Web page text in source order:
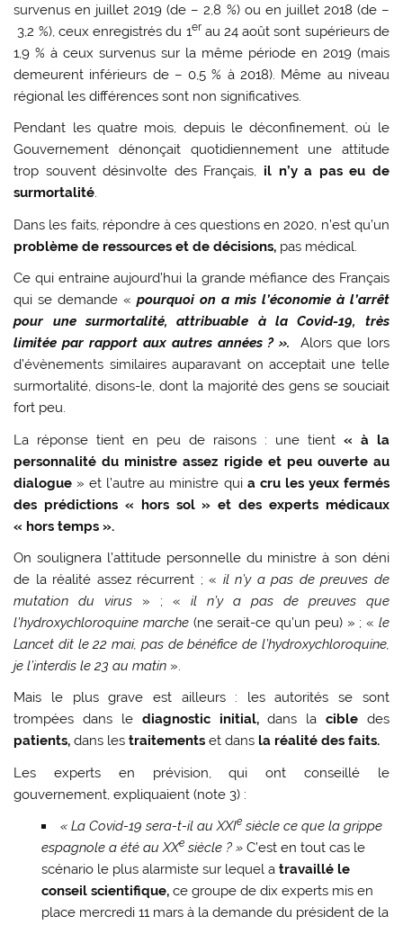
survenus en juillet 2019 (de – 2,8 %) ou en juillet 2018 (de –
3,2 %), ceux enregistrés du 1er au 24 août sont supérieurs de
1,9 % à ceux survenus sur la même période en 2019 (mais
demeurent inférieurs de – 0,5 % à 2018). Même au niveau
régional les différences sont non significatives.
Pendant les quatre mois, depuis le déconfinement, où le
Gouvernement dénonçait quotidiennement une attitude
trop souvent désinvolte des Français, il n’y a pas eu de
surmortalité.
Dans les faits, répondre à ces questions en 2020, n’est qu’un
problème de ressources et de décisions, pas médical.
Ce qui entraine aujourd’hui la grande méfiance des Français
qui se demande «pourquoi on a mis l’économie à l’arrêt
pour une surmortalité, attribuable à la Covid-19, très
limitée par rapport aux autres années ? ».
Alors que lors
d’évènements similaires auparavant on acceptait une telle
surmortalité, disons-le, dont la majorité des gens se souciait
fort peu.
La réponse tient en peu de raisons : une tient « à la
personnalité du ministre assez rigide et peu ouverte au
dialogue » et l’autre au ministre quia cru les yeux fermés
des prédictions « hors sol » et des experts médicaux
« hors temps ».
On soulignera l’attitude personnelle du ministre à son déni
de la réalité assez récurrent ; « il n’y a pas de preuves de
mutation du virus » ; « il n’y a pas de preuves que
l’hydroxychloroquine marche(ne serait-ce qu’un peu) » ; « le
Lancet dit le 22 mai, pas de bénéfice de l’hydroxychloroquine,
je l’interdis le 23 au matin ».
Mais le plus grave est ailleurs : les autorités se sont
trompées dans lediagnostic initial,dans la cible des
patients,dans les traitementset dans la réalité des faits.
Les experts en prévision, qui ont conseillé le
gouvernement, expliquaient (note 3) :
« La Covid-19 sera-t-il au XXIesiècle ce que la grippe
espagnole a été au XXesiècle ? » C’est en tout cas le
scénario le plus alarmiste sur lequel a travaillé le
conseil scientifique,ce groupe de dix experts mis en
place mercredi 11 mars à la demande du président de la